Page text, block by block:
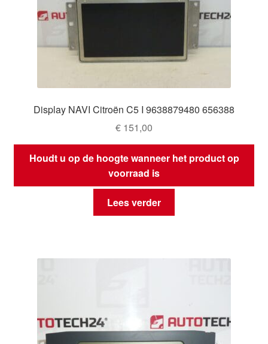
Display NAVI Citroën C5 I 9638879480 656388
€ 151,00
Houdt u op de hoogte wanneer het product op
voorraad is
Lees verder